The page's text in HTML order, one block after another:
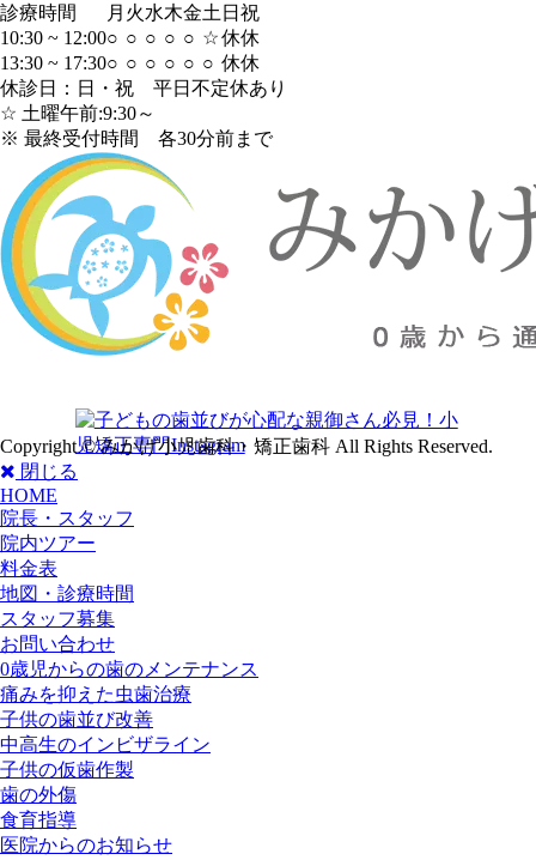
診療時間
月 火水木金土 日 祝
10:30 ~ 12:00○ ○ ○ ○ ○ ☆休休
13:30 ~ 17:30○ ○ ○ ○ ○ ○ 休休
休診日：日・祝 平日不定休あり
☆ 土曜午前:9:30～
※ 最終受付時間 各30分前まで
Copyright © みかげ小児歯科・矯正歯科 All Rights Reserved.
閉じる
HOME
院長・スタッフ
院内ツアー
料金表
地図・診療時間
スタッフ募集
お問い合わせ
0歳児からの歯のメンテナンス
痛みを抑えた虫歯治療
子供の歯並び改善
中高生のインビザライン
子供の仮歯作製
歯の外傷
食育指導
医院からのお知らせ